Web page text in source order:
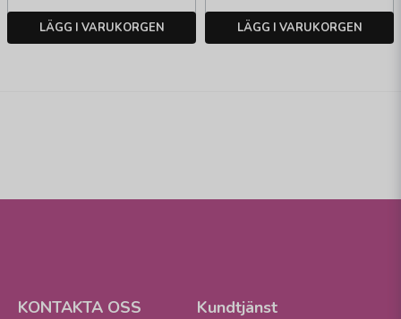
LÄGG I VARUKORGEN LÄGG I VARUKORGEN
KONTAKTA OSS Kundtjänst